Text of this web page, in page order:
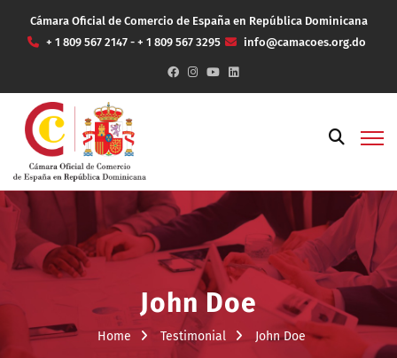
Cámara Oficial de Comercio de España en República Dominicana
+ 1 809 567 2147 - + 1 809 567 3295
info@camacoes.org.do
John Doe
Home Testimonial John Doe